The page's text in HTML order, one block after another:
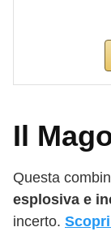
Il
Questa
esplosiva e
incerto.